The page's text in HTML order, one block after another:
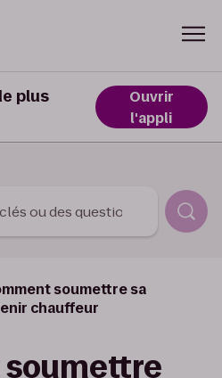
plus
Obtenez
dans
Ouvrir
l'appli
ou des questions
soumettre sa
chauffeur
soumettre